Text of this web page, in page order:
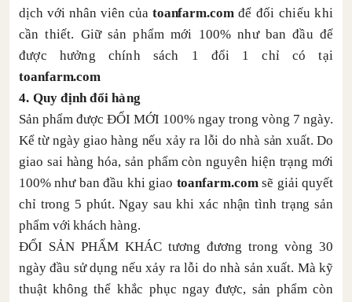
dịch với nhân viên củatoanfarm.comđể đối chiếu khi
cần thiết. Giữ sản phẩm mới 100% như ban đầu để
được hưởng chính sách 1 đổi 1 chỉ có tại
toanfarm.com
4. Quy định đổi hàng
Sản phẩm được ĐỔI MỚI 100% ngay trong vòng 7 ngày.
Kể từ ngày giao hàng nếu xảy ra lỗi do nhà sản xuất. Do
giao sai hàng hóa, sản phẩm còn nguyên hiện trạng mới
100% như ban đầu khi giao toanfarm.comsẽ giải quyết
chỉ trong 5 phút. Ngay sau khi xác nhận tình trạng sản
phẩm với khách hàng.
ĐỔI SẢN PHẨM KHÁC tương đương trong vòng 30
ngày đầu sử dụng nếu xảy ra lỗi do nhà sản xuất. Mà kỹ
thuật không thể khắc phục ngay được, sản phẩm còn